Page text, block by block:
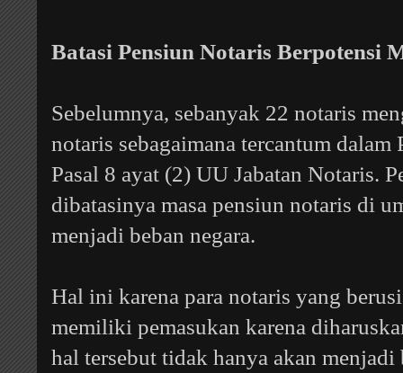
Batasi Pensiun Notaris Berpotensi
Sebelumnya, sebanyak 22 notaris
notaris sebagaimana tercantum
Pasal 8 ayat (2) UU Jabatan Notaris.
dibatasinya masa pensiun notaris di
menjadi beban negara.
Hal ini karena para notaris yang
memiliki pemasukan karena
hal tersebut tidak hanya akan